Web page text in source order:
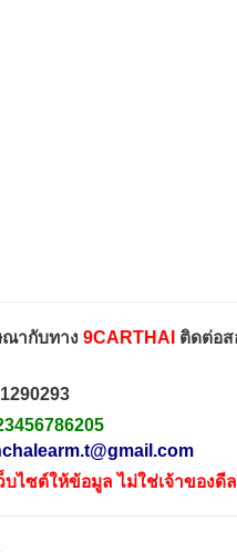
ากับทาง 9CARTHAI ติดต่อส
ว็บไซต์ให้ข้อมูล ไม่ใช่เจ้าของดี